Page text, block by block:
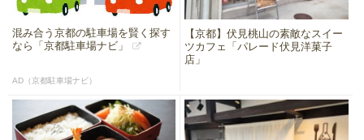
混み合う京都の駐車場を賢く探す
なら「京都駐車場ナビ」
AD（京都駐車場ナビ）
【京都】伏見桃山の素敵なスイー
ツカフェ「パレード伏見洋菓子
店」